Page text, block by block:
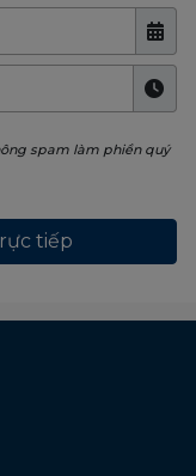
spam làm phiền quý